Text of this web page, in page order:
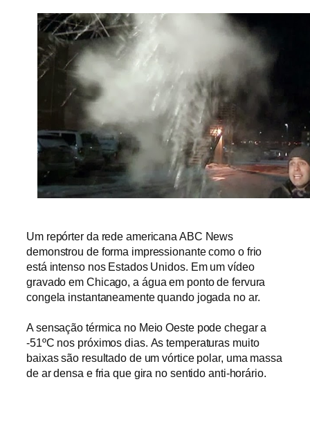
Um repórter da rede americana ABC News
demonstrou de forma impressionante como o frio
está intenso nos Estados Unidos. Em um vídeo
gravado em Chicago, a água em ponto de fervura
congela instantaneamente quando jogada no ar.
A sensação térmica no Meio Oeste pode chegar a
-51ºC nos próximos dias. As temperaturas muito
baixas são resultado de um vórtice polar, uma massa
de ar densa e fria que gira no sentido anti-horário.